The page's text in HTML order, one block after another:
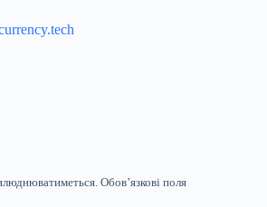
Обов’язкові поля